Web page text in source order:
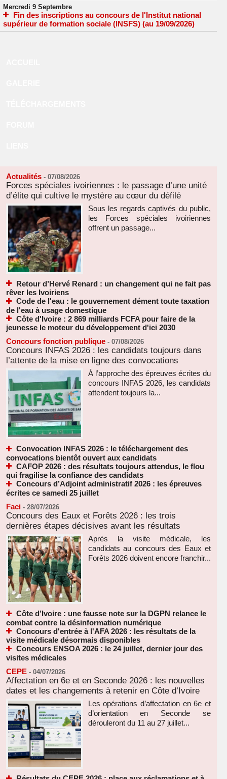
Mercredi 9 Septembre
Fin des inscriptions au concours de l'Institut national
supérieur de formation sociale (INSFS) (au 19/09/2026)
Actualités - 07/08/2026
Forces spéciales ivoiriennes : le passage d’une unité
d’élite qui cultive le mystère au cœur du défilé
Sous les regards captivés du public,
les Forces spéciales ivoiriennes
offrent un passage...
Retour d’Hervé Renard : un changement qui ne fait pas
rêver les Ivoiriens
Code de l'eau : le gouvernement dément toute taxation
de l'eau à usage domestique
Côte d'Ivoire : 2 869 milliards FCFA pour faire de la
jeunesse le moteur du développement d'ici 2030
Concours fonction publique - 07/08/2026
Concours INFAS 2026 : les candidats toujours dans
l’attente de la mise en ligne des convocations
À l’approche des épreuves écrites du
concours INFAS 2026, les candidats
attendent toujours la...
Convocation INFAS 2026 : le téléchargement des
convocations bientôt ouvert aux candidats
CAFOP 2026 : des résultats toujours attendus, le flou
qui fragilise la confiance des candidats
Concours d’Adjoint administratif 2026 : les épreuves
écrites ce samedi 25 juillet
Faci - 28/07/2026
Concours des Eaux et Forêts 2026 : les trois
dernières étapes décisives avant les résultats
Après la visite médicale, les
candidats au concours des Eaux et
Forêts 2026 doivent encore franchir...
Côte d’Ivoire : une fausse note sur la DGPN relance le
combat contre la désinformation numérique
Concours d'entrée à l'AFA 2026 : les résultats de la
visite médicale désormais disponibles
Concours ENSOA 2026 : le 24 juillet, dernier jour des
visites médicales
CEPE - 04/07/2026
Affectation en 6e et en Seconde 2026 : les nouvelles
dates et les changements à retenir en Côte d’Ivoire
Les opérations d’affectation en 6e et
d’orientation en Seconde se
dérouleront du 11 au 27 juillet...